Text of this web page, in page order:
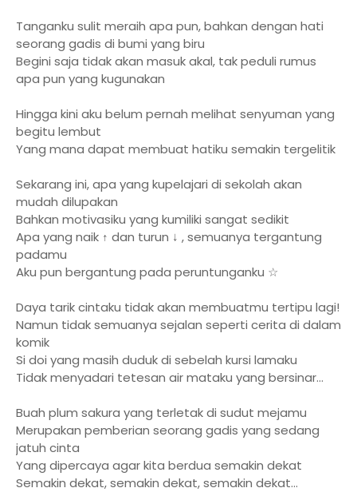
Tanganku sulit meraih apa pun, bahkan dengan hati
seorang gadis di bumi yang biru
Begini saja tidak akan masuk akal, tak peduli rumus
apa pun yang kugunakan
Hingga kini aku belum pernah melihat senyuman yang
begitu lembut
Yang mana dapat membuat hatiku semakin tergelitik
Sekarang ini, apa yang kupelajari di sekolah akan
mudah dilupakan
Bahkan motivasiku yang kumiliki sangat sedikit
Apa yang naik ↑ dan turun ↓ , semuanya tergantung
padamu
Aku pun bergantung pada peruntunganku ☆
Daya tarik cintaku tidak akan membuatmu tertipu lagi!
Namun tidak semuanya sejalan seperti cerita di dalam
komik
Si doi yang masih duduk di sebelah kursi lamaku
Tidak menyadari tetesan air mataku yang bersinar...
Buah plum sakura yang terletak di sudut mejamu
Merupakan pemberian seorang gadis yang sedang
jatuh cinta
Yang dipercaya agar kita berdua semakin dekat
Semakin dekat, semakin dekat, semakin dekat...